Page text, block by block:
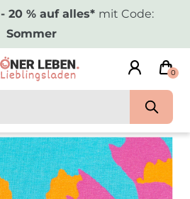
- 20 % auf alles* mit Code:
Sommer
0